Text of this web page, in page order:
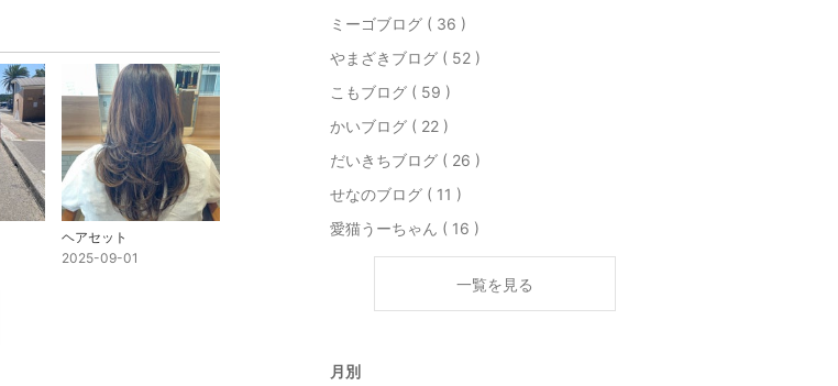
ヘアセット
2025-09-01
ミーゴブログ ( 36 )
やまざきブログ ( 52 )
こもブログ ( 59 )
かいブログ ( 22 )
だいきちブログ ( 26 )
せなのブログ ( 11 )
愛猫うーちゃん ( 16 )
一覧を見る
月別